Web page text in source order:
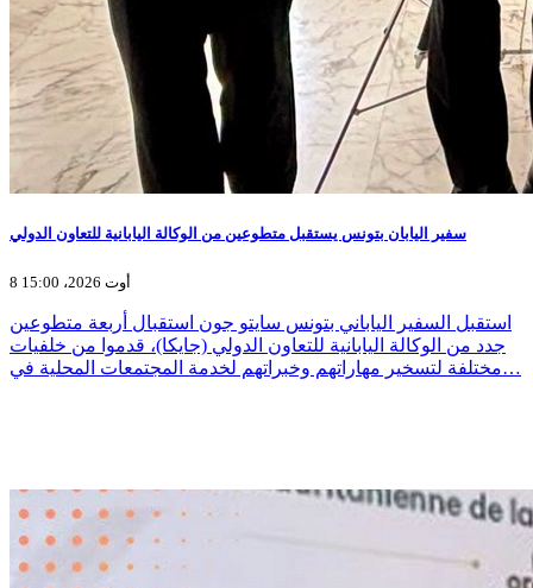
سفير اليابان بتونس يستقبل متطوعين من الوكالة اليابانية للتعاون الدولي
8 أوت 2026، 15:00
استقبل السفير الياباني بتونس سايتو جون استقبال أربعة متطوعين
جدد من الوكالة اليابانية للتعاون الدولي (جايكا)، قدموا من خلفيات
مختلفة لتسخير مهاراتهم وخبراتهم لخدمة المجتمعات المحلية في…